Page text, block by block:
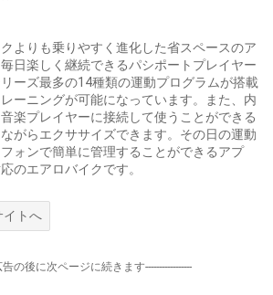
よりも乗りやすく進化した省スペースのア
日楽しく継続できるパシポートプレイヤー
ーズ最多の14種類の運動プログラムが搭載
ーニングが可能になっています。また、内
楽プレイヤーに接続して使うことができる
がらエクササイズできます。その日の運動
ォンで簡単に管理することができるアプ
のエアロバイクです。
イトへ
告の後に次ページに続きます-----------------